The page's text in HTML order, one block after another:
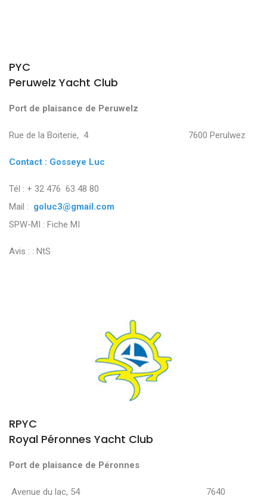
PYC
Peruwelz Yacht Club
Port de plaisance de Peruwelz
Rue de la Boiterie, 4 7600 Perulwez
Contact : Gosseye Luc
Tél : + 32 476 63 48 80
Mail : goluc3@gmail.com
SPW-MI : Fiche MI
Avis : : NtS
RPYC
Royal Péronnes Yacht Club
Port de plaisance de Péronnes
Avenue du lac, 54 7640